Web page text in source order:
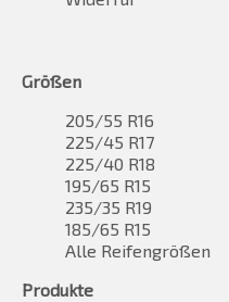
Größen
205/55 R16
225/45 R17
225/40 R18
195/65 R15
235/35 R19
185/65 R15
Alle Reifengrößen
Produkte